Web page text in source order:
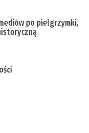
po pielgrzymki,